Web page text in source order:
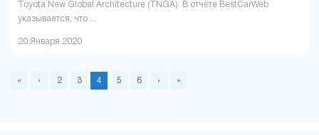
Toyota New Global Architecture (TNGA). В отчёте BestCarWeb
указывается, что ...
20 Января 2020
« ‹ 2 3 4 5 6 › »